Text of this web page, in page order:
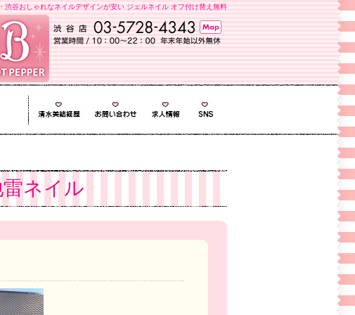
渋谷おしゃれなネイルデザインが安い ジェルネイル オフ付け替え無料
ネイル